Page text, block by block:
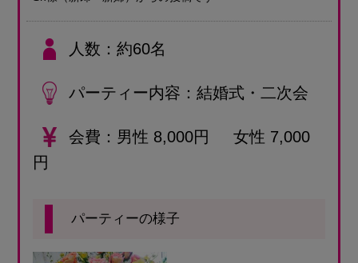
人数 約60名
パーティー内容 結婚式・二次会
会費
男性 8,000円 女性 7,000
円
パーティーの様子